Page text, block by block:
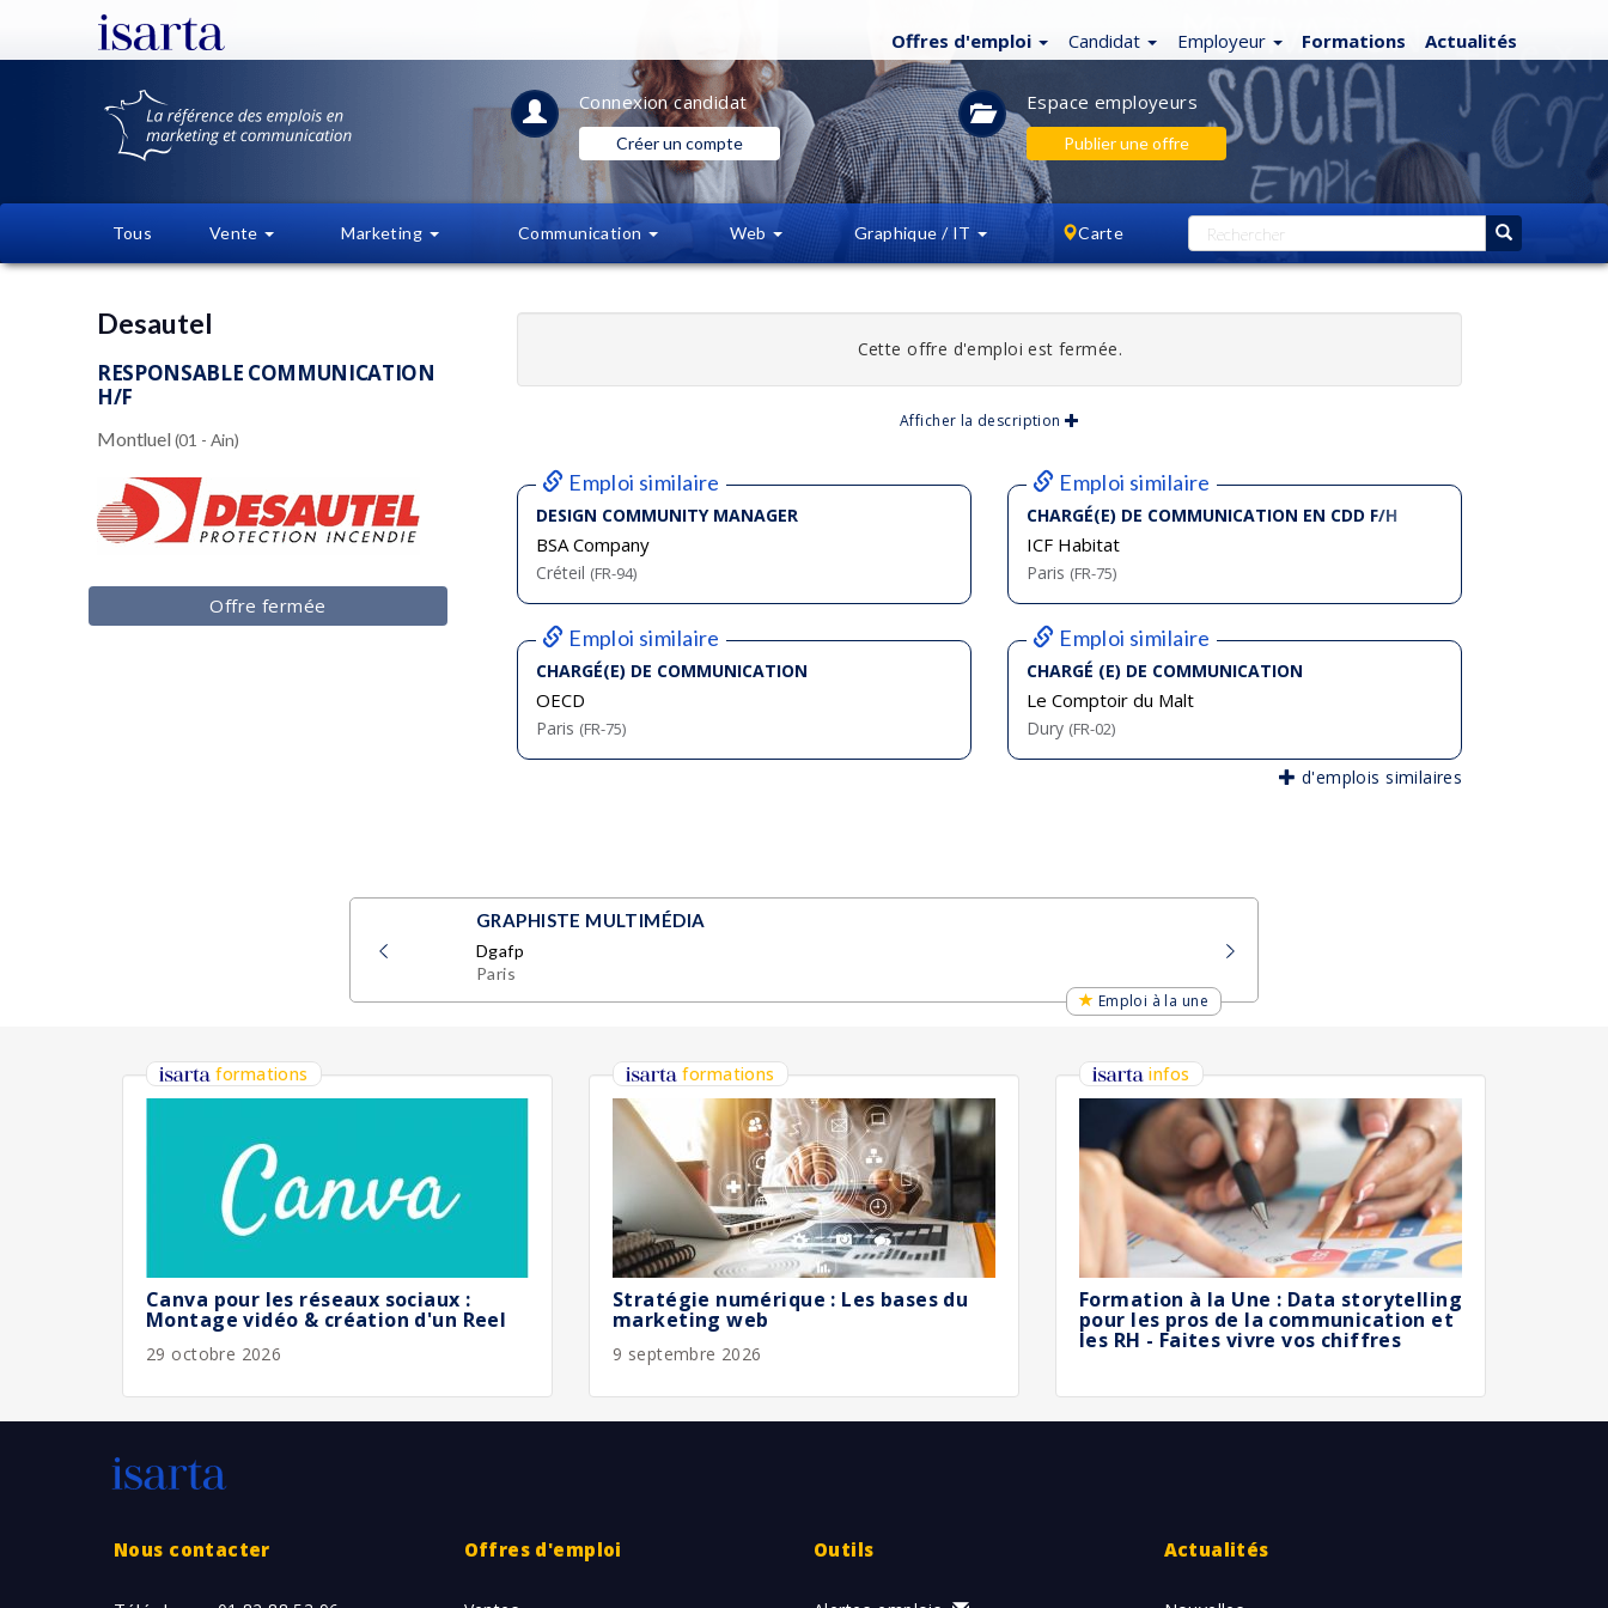
Offres d'emploi Candidat Employeur Formations Actualités
Connexioncandidat
Créer un compte
Espace employeurs
Publier une offre
Tous Vente Marketing Communication Web Graphique / IT Carte
Desautel
RESPONSABLE COMMUNICATION
H/F
Montluel (01 - Ain)
Offre fermée
Cette offre d'emploi est fermée.
Afficher la description
Emploi similaire
DESIGN COMMUNITY MANAGER
BSA Company
Créteil (FR-94)
Emploi similaire
CHARGÉ(E) DE COMMUNICATION EN CDD F/H
ICF Habitat
Paris (FR-75)
Emploi similaire
CHARGÉ(E) DE COMMUNICATION
OECD
Paris (FR-75)
Emploi similaire
CHARGÉ (E) DE COMMUNICATION
Le Comptoir du Malt
Dury (FR-02)
d'emplois similaires
GRAPHISTE MULTIMÉDIA
Dgafp
Paris
Emploi à la une
formations
Canva pour les réseaux sociaux :
Montage vidéo & création d'un Reel
29 octobre 2026
formations
Stratégie numérique : Les bases du
marketing web
9 septembre 2026
infos
Formation à la Une : Data storytelling
pour les pros de la communication et
les RH - Faites vivre vos chiffres
Nous contacter Offres d'emploi Outils Actualités